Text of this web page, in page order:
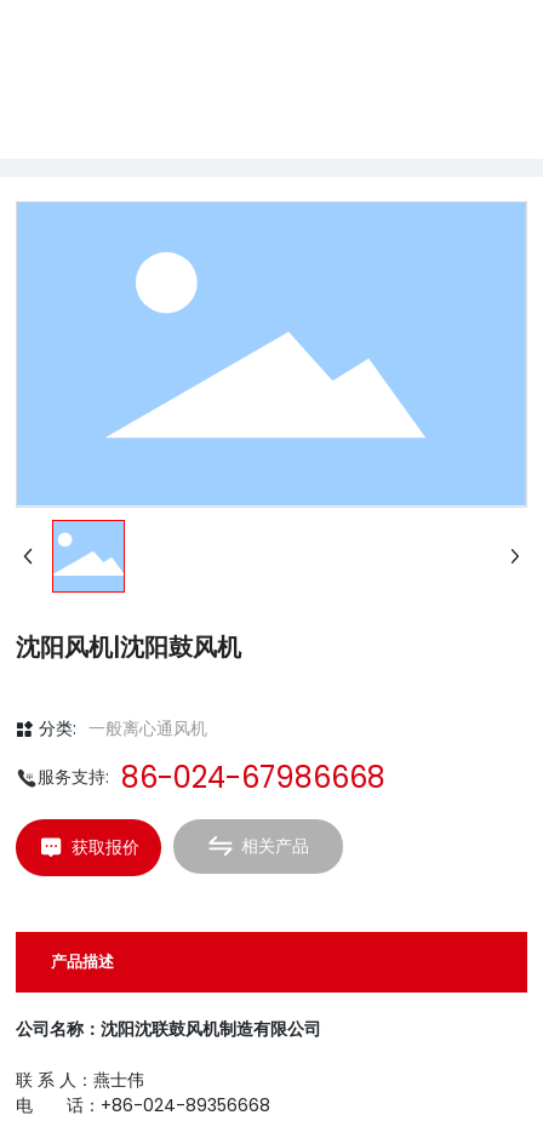
沈阳风机|沈阳鼓风机
分类: 一般离心通风机
服务支持: 86-024-67986668
获取报价 相关产品
产品描述
公司名称：沈阳沈联鼓风机制造有限公司
联 系 人：燕士伟
电 话：+86-024-89356668